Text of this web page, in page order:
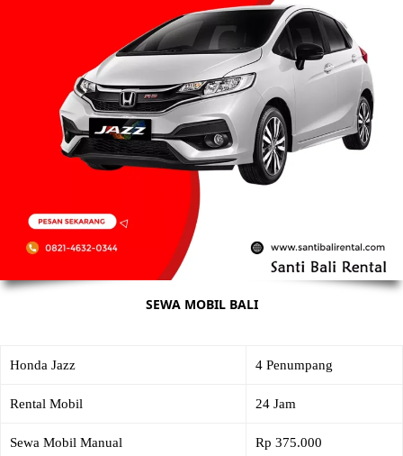
SEWA MOBIL BALI
Honda Jazz 4 Penumpang
Rental Mobil 24 Jam
Sewa Mobil Manual Rp 375.000